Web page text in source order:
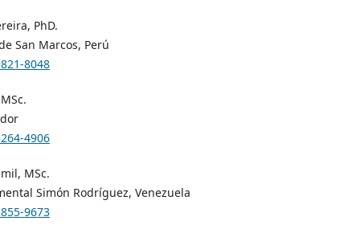
PhD.
San Marcos, Perú
8048
4906
MSc.
Simón Rodríguez, Venezuela
9673